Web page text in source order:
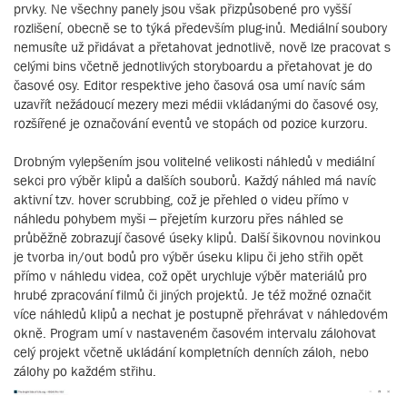
prvky. Ne všechny panely jsou však přizpůsobené pro vyšší
rozlišení, obecně se to týká především plug-inů. Mediální soubory
nemusíte už přidávat a přetahovat jednotlivě, nově lze pracovat s
celými bins včetně jednotlivých storyboardu a přetahovat je do
časové osy. Editor respektive jeho časová osa umí navíc sám
uzavřít nežádoucí mezery mezi médii vkládanými do časové osy,
rozšířené je označování eventů ve stopách od pozice kurzoru.
Drobným vylepšením jsou volitelné velikosti náhledů v mediální
sekci pro výběr klipů a dalších souborů. Každý náhled má navíc
aktivní tzv. hover scrubbing, což je přehled o videu přímo v
náhledu pohybem myši – přejetím kurzoru přes náhled se
průběžně zobrazují časové úseky klipů. Další šikovnou novinkou
je tvorba in/out bodů pro výběr úseku klipu či jeho střih opět
přímo v náhledu videa, což opět urychluje výběr materiálů pro
hrubé zpracování filmů či jiných projektů. Je též možné označit
více náhledů klipů a nechat je postupně přehrávat v náhledovém
okně. Program umí v nastaveném časovém intervalu zálohovat
celý projekt včetně ukládání kompletních denních záloh, nebo
zálohy po každém střihu.